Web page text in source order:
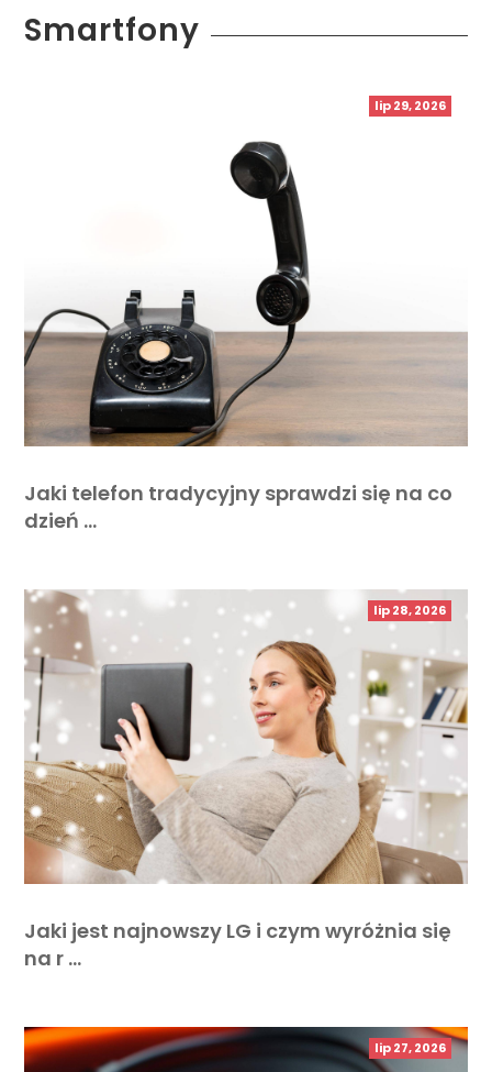
Smartfony
lip 29, 2026
Jaki telefon tradycyjny sprawdzi się na co
dzień …
lip 28, 2026
Jaki jest najnowszy LG i czym wyróżnia się
na r …
lip 27, 2026